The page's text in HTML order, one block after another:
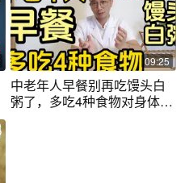
09:25
中老年人早餐别再吃馒头白
粥了，多吃4种食物对身体有